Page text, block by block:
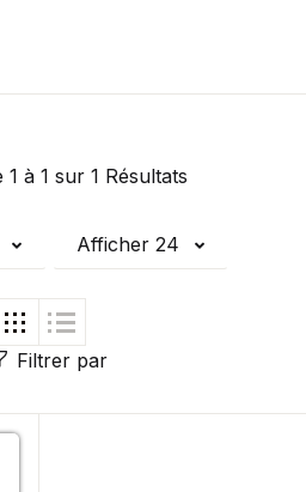
à 1 sur 1 Résultats
Afficher 24
Filtrer par